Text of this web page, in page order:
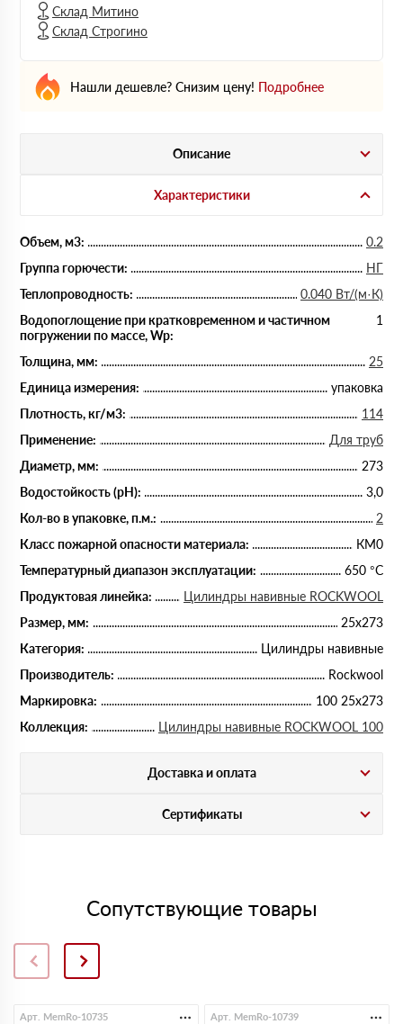
Склад Митино
Склад Строгино
Нашли дешевле? Снизим цену! Подробнее
Описание
Характеристики
Объем, м3:
0.2
Группа горючести:
НГ
Теплопроводность:
0.040 Вт/(м·К)
Водопоглощение при кратковременном и частичном
погружении по массе, Wp:
1
Толщина, мм:
25
Единица измерения:
упаковка
Плотность, кг/м3:
114
Применение:
Для труб
Диаметр, мм:
273
Водостойкость (рН):
3,0
Кол-во в упаковке, п.м.:
2
Класс пожарной опасности материала:
КМ0
Температурный диапазон эксплуатации:
650 °С
Продуктовая линейка:
Цилиндры навивные ROCKWOOL
Размер, мм:
25х273
Категория:
Цилиндры навивные
Производитель:
Rockwool
Маркировка:
100 25х273
Коллекция:
Цилиндры навивные ROCKWOOL 100
Доставка и оплата
Сертификаты
Сопутствующие товары
Арт. MemRo-10735 Арт. MemRo-10739